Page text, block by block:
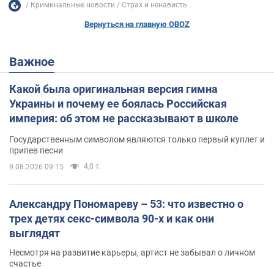
Криминальные новости Страх и ненависть...
Вернуться на главную OBOZ
Важное
Какой была оригинальная версия гимна
Украины и почему ее боялась Российская
империя: об этом не рассказывают в школе
Государственным символом являются только первый куплет и
припев песни
9.08.2026 09:15 4,0 т.
Александру Пономареву – 53: что известно о
трех детях секс-символа 90-х и как они
выглядят
Несмотря на развитие карьеры, артист не забывал о личном
счастье